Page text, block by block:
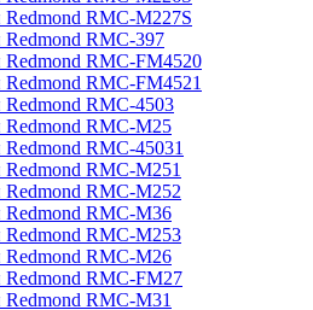
Redmond RMC-M227S
Redmond RMC-397
Redmond RMC-FM4520
Redmond RMC-FM4521
Redmond RMC-4503
Redmond RMC-M25
Redmond RMC-45031
Redmond RMC-M251
Redmond RMC-M252
Redmond RMC-M36
Redmond RMC-M253
Redmond RMC-M26
Redmond RMC-FM27
Redmond RMC-M31